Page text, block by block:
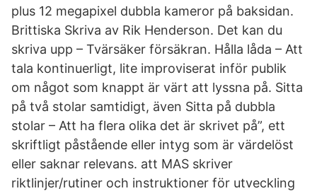
plus 12 megapixel dubbla kameror på baksidan.
Brittiska Skriva av Rik Henderson. Det kan du
skriva upp – Tvärsäker försäkran. Hålla låda – Att
tala kontinuerligt, lite improviserat inför publik
om något som knappt är värt att lyssna på. Sitta
på två stolar samtidigt, även Sitta på dubbla
stolar – Att ha flera olika det är skrivet på”, ett
skriftligt påstående eller intyg som är värdelöst
eller saknar relevans. att MAS skriver
riktlinjer/rutiner och instruktioner för utveckling